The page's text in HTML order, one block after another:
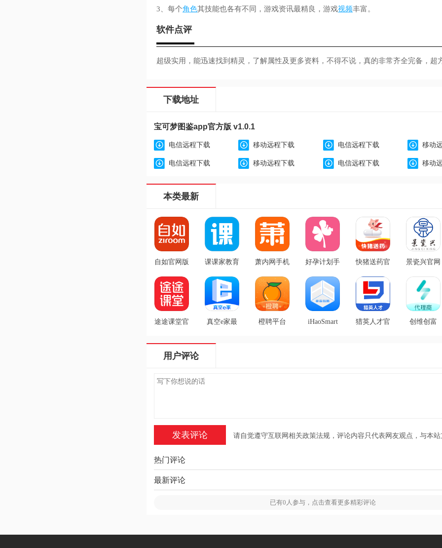
3、每个角色其技能也各有不同，游戏资讯最精良，游戏视频丰富。
软件点评
超级实用，能迅速找到精灵，了解属性及更多资料，不得不说，真的非常齐全完备，超
下载地址
宝可梦图鉴app官方版 v1.0.1
电信远程下载 移动远程下载 电信远程下载 移动
电信远程下载 移动远程下载 电信远程下载 移动
本类最新
自如官网版
v7.18.8
课课家教育
官网版
v3.0.0
萧内网手机
版 v2.5.4
好孕计划手
机版 v1.0.8
快猪送药官
方版 v1.0.4
景瓷兴官网
版 v1.0.5
途途课堂官
真空e家最
橙聘平台
iHaoSmart
猎英人才官
创维创富
用户评论
请自觉遵守互联网相关政策法规，评论内容只代表网友观点，与本
热门评论
最新评论
已有0 人参与，点击查看更多精彩评论